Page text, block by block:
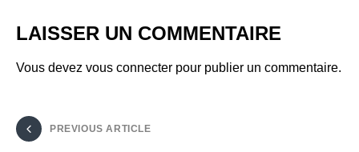
LAISSER UN COMMENTAIRE
Vous devez vous connecter pour publier un commentaire.
PREVIOUS ARTICLE